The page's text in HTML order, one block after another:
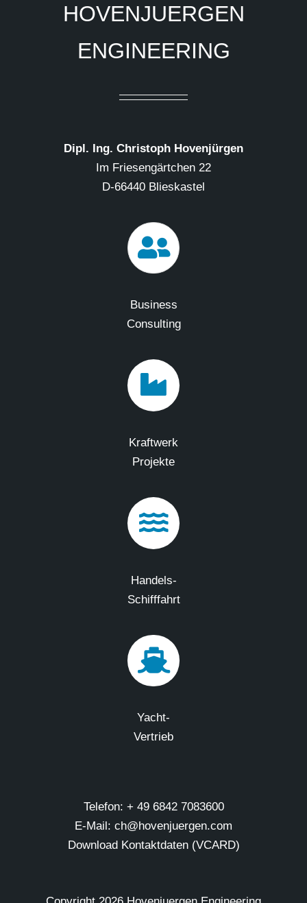
HOVENJUERGEN
ENGINEERING
Dipl. Ing. Christoph Hovenjürgen
Im Friesengärtchen 22
D-66440 Blieskastel
Business
Consulting
Kraftwerk
Projekte
Handels-
Schifffahrt
Yacht-
Vertrieb
Telefon: + 49 6842 7083600
E-Mail: ch@hovenjuergen.com
Download Kontaktdaten (VCARD)